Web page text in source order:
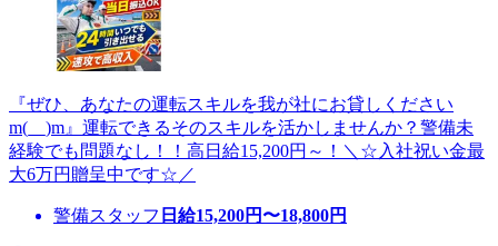
『ぜひ、あなたの運転スキルを我が社にお貸しください
m(__)m』運転できるそのスキルを活かしませんか？警備未
経験でも問題なし！！高日給15,200円～！＼☆入社祝い金最
大6万円贈呈中です☆／
警備スタッフ 日給15,200円〜18,800円